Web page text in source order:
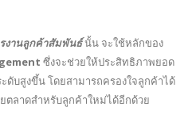
งานลูกค้าสัมพันธ์นั้น จะใช้หลักของ
ซึ่งจะช่วยให้ประสิทธิภาพยอด
บสูงขึ้น โดยสามารถครองใจลูกค้าได้
ตลาดสำหรับลูกค้าใหม่ได้อีกด้วย